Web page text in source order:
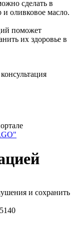
сделать в
и оливковое масло.
поможет
их здоровье в
и сохранить